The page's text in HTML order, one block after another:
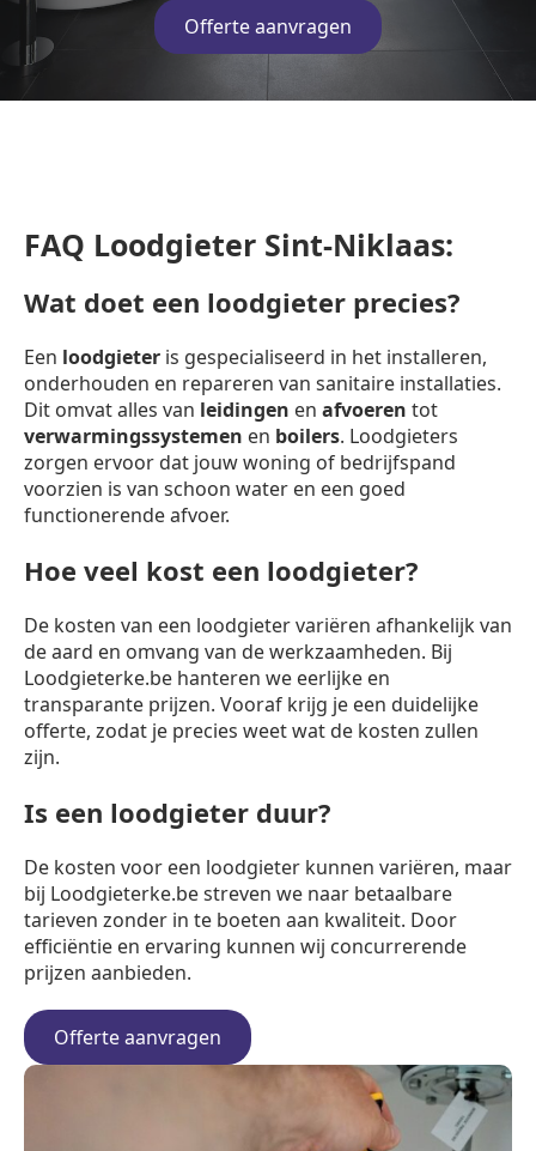
Offerte aanvragen
FAQ Loodgieter Sint-Niklaas:
Wat doet een loodgieter precies?
Een loodgieter is gespecialiseerd in het installeren,
onderhouden en repareren van sanitaire installaties.
Dit omvat alles van leidingen en afvoeren tot
verwarmingssystemen en boilers. Loodgieters
zorgen ervoor dat jouw woning of bedrijfspand
voorzien is van schoon water en een goed
functionerende afvoer.
Hoe veel kost een loodgieter?
De kosten van een loodgieter variëren afhankelijk van
de aard en omvang van de werkzaamheden. Bij
Loodgieterke.be hanteren we eerlijke en
transparante prijzen. Vooraf krijg je een duidelijke
offerte, zodat je precies weet wat de kosten zullen
zijn.
Is een loodgieter duur?
De kosten voor een loodgieter kunnen variëren, maar
bij Loodgieterke.be streven we naar betaalbare
tarieven zonder in te boeten aan kwaliteit. Door
efficiëntie en ervaring kunnen wij concurrerende
prijzen aanbieden.
Offerte aanvragen